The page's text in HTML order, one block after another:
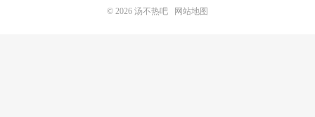
© 2026 汤不热吧 网站地图